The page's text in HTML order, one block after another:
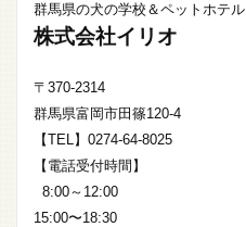
群馬県の犬の学校＆ペットホテル
株式会社イリオ
〒370-2314
群馬県富岡市田篠120-4
【TEL】0274-64-8025
【電話受付時間】
8:00～12:00
15:00〜18:30